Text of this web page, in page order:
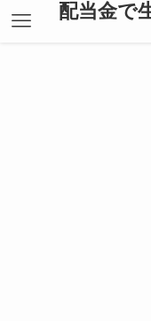
配当金で